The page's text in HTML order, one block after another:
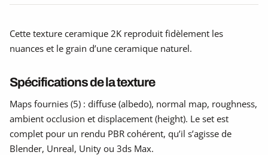
Cette texture ceramique 2K reproduit fidèlement les
nuances et le grain d’une ceramique naturel.
Spécifications de la texture
Maps fournies (5) : diffuse (albedo), normal map, roughness,
ambient occlusion et displacement (height). Le set est
complet pour un rendu PBR cohérent, qu’il s’agisse de
Blender, Unreal, Unity ou 3ds Max.